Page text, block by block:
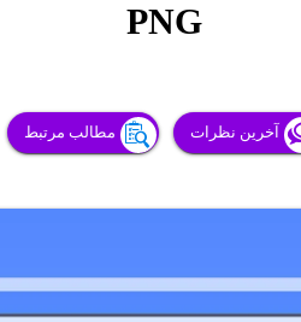
PNG
آخرین نظرات مطالب مرتبط